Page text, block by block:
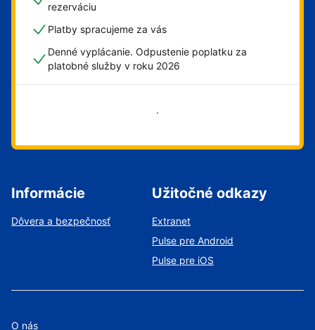
rezerváciu
Platby spracujeme za vás
Denné vyplácanie. Odpustenie poplatku za
platobné služby v roku 2026
Informácie
Dôvera a bezpečnosť
Užitočné odkazy
Extranet
Pulse pre Android
Pulse pre iOS
O nás